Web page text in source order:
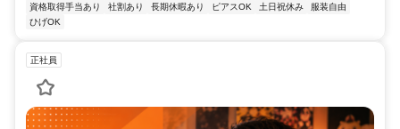
資格取得手当あり
社割あり 長期休暇あり ピアスOK 土日祝休み
服装自由
ひげOK
正社員